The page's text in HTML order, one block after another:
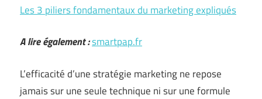
Les 3 piliers fondamentaux du marketing expliqués
A lire également :smartpap.fr
L’efficacité d’une stratégie marketing ne repose
jamais sur une seule technique ni sur une formule